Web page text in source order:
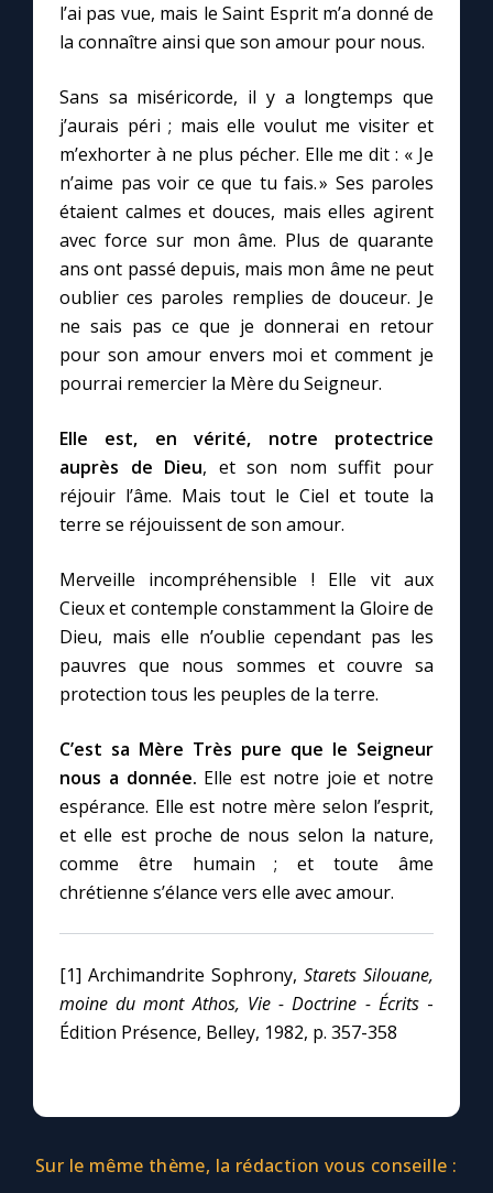
Une neuvaine
À la une
1000 Raisons de Croire
Chapelet pour le monde
Contact
Faire un don
Marie de Nazareth
l’ai pas vue, mais le Saint Esprit m’a donné de
la connaître ainsi que son amour pour nous.
Sans sa miséricorde, il y a longtemps que
j’aurais péri ; mais elle voulut me visiter et
m’exhorter à ne plus pécher. Elle me dit : « Je
n’aime pas voir ce que tu fais. » Ses paroles
étaient calmes et douces, mais elles agirent
avec force sur mon âme. Plus de quarante
ans ont passé depuis, mais mon âme ne peut
oublier ces paroles remplies de douceur. Je
ne sais pas ce que je donnerai en retour
pour son amour envers moi et comment je
pourrai remercier la Mère du Seigneur.
Elle est, en vérité, notre protectrice
auprès de Dieu, et son nom suffit pour
réjouir l’âme. Mais tout le Ciel et toute la
terre se réjouissent de son amour.
Merveille incompréhensible ! Elle vit aux
Cieux et contemple constamment la Gloire de
Dieu, mais elle n’oublie cependant pas les
pauvres que nous sommes et couvre sa
protection tous les peuples de la terre.
C’est sa Mère Très pure que le Seigneur
nous a donnée. Elle est notre joie et notre
espérance. Elle est notre mère selon l’esprit,
et elle est proche de nous selon la nature,
comme être humain ; et toute âme
chrétienne s’élance vers elle avec amour.
[1] Archimandrite Sophrony, Starets Silouane,
moine du mont Athos, Vie - Doctrine - Écrits-
Édition Présence, Belley, 1982, p. 357-358
Sur le même thème, la rédaction vous conseille :